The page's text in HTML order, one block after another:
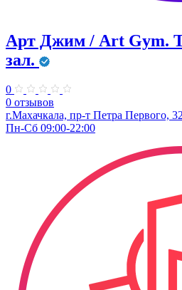
Арт Джим / Art Gym.
зал.
0
0 отзывов
г.Махачкала, ​пр-т Петра Первого,
Пн-Сб 09:00-22:00